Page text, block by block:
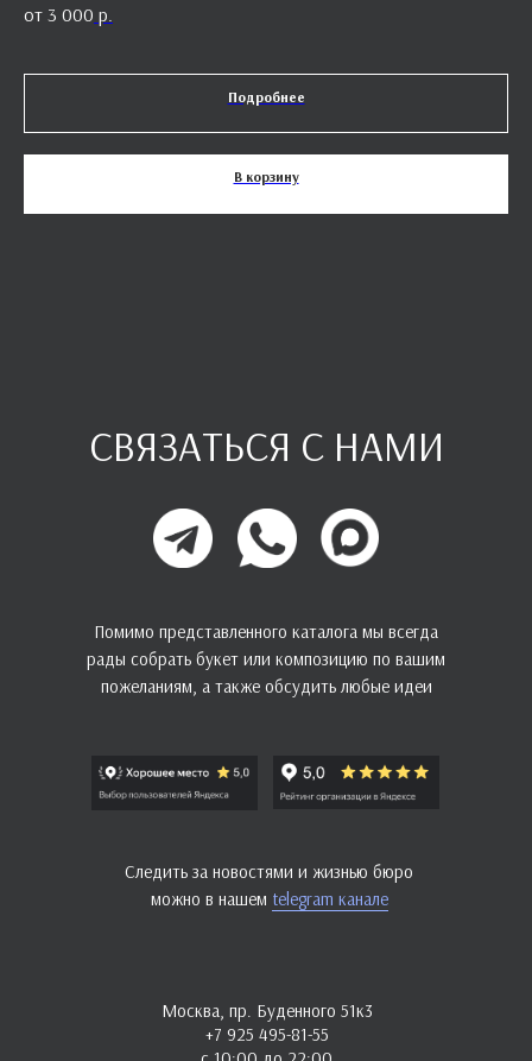
3 000 р.
Подробнее
В корзину
Москва, пр. Буденного 51к3
+7 925 495-81-55
СВЯЗАТЬСЯ С НАМИ
Помимо представленного каталога мы всегда
рады собрать букет или композицию по вашим
пожеланиям, а также обсудить любые идеи
Следить за новостями и жизнью бюро
можно в нашем telegram канале